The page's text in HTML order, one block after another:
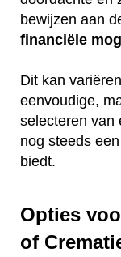
bewijzen aan
financiële
Dit kan
eenvoudige,
selecteren van
nog steeds
biedt.
Opties
of